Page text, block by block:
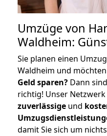
Umzüge von
Waldheim:
Sie planen einen
Waldheim und
Geld sparen? Dann
richtig! Unser
zuverlässige und
damit Sie sich um